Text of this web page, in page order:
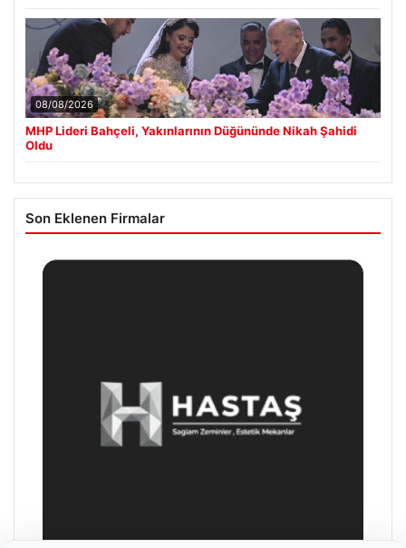
08/08/2026
MHP Lideri Bahçeli, Yakınlarının Düğününde Nikah Şahidi
Oldu
Son Eklenen Firmalar